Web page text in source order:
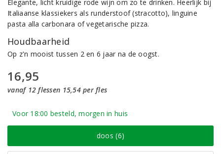
Elegante, licht kruidige rode wijn om zo te drinken. Heerlijk bij
Italiaanse klassiekers als runderstoof (stracotto), linguine
pasta alla carbonara of vegetarische pizza.
Houdbaarheid
Op z'n mooist tussen 2 en 6 jaar na de oogst.
16,95
vanaf 12 flessen 15,54 per fles
Voor 18:00 besteld, morgen in huis
doos (6)